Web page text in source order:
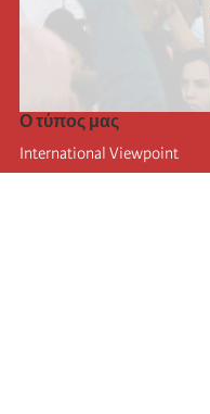
Ο τύπος μας
International Viewpoint